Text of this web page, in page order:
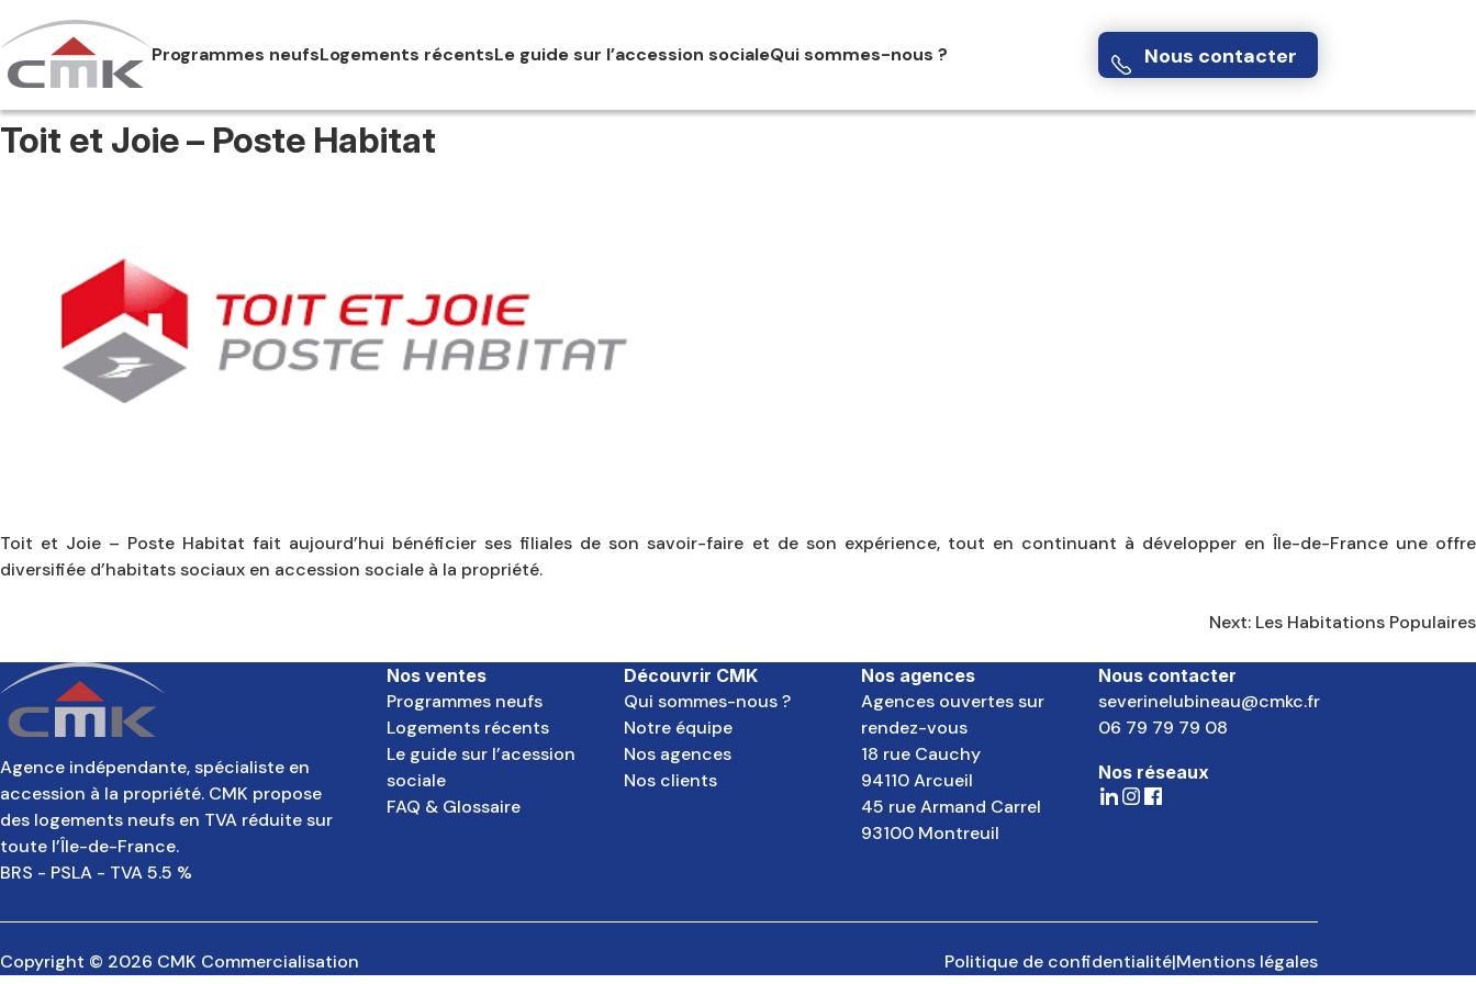
to
content
Programmes neufsLogements récentsLe guide sur l’accession socialeQui sommes-nous ? Nous contacter
Toit et Joie – Poste Habitat
Toit et Joie – Poste Habitat fait aujourd’hui bénéficier ses filiales de son savoir-faire et de son expérience, tout en continuant à développer en Île-de-France une offre
diversifiée d’habitats sociaux en accession sociale à la propriété.
de
l’article
Next: Les Habitations Populaires
Agence indépendante, spécialiste en
accession à la propriété. CMK propose
des logements neufs en TVA réduite sur
toute l’Île-de-France.
BRS - PSLA - TVA 5.5 %
Nos ventes
Programmes neufs
Logements récents
Le guide sur l’acession
sociale
FAQ & Glossaire
Découvrir CMK
Qui sommes-nous ?
Notre équipe
Nos agences
Nos clients
Nos agences
Agences ouvertes sur
rendez-vous
18 rue Cauchy
94110 Arcueil
45 rue Armand Carrel
93100 Montreuil
Nous contacter
severinelubineau@cmkc.fr
06 79 79 79 08
Nos réseaux
Copyright © 2026 CMK Commercialisation Politique de confidentialité|Mentions légales